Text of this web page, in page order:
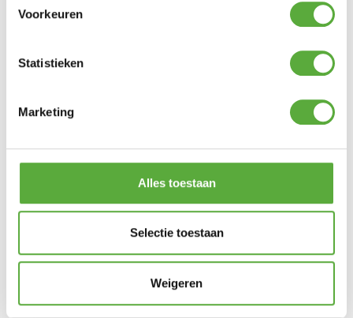
Voorkeuren
Statistieken
Marketing
Alles toestaan
Selectie toestaan
Weigeren
Collection
Merk
Lengte
18 cm
SKU
675815
8713619434860
Productkleur ivoor
BIJPASSENDE ACCESSOIRES EN ALTERNATIEVE
PRODUCTEN